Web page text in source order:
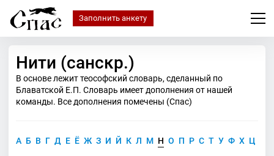
Заполнить анкету
Нити (санскр.)
В основе лежит теософский словарь, сделанный по
Блаватской Е.П. Словарь имеет дополнения от нашей
команды. Все дополнения помечены (Спас)
А Б В Г Д Е Ё Ж З И Й К Л М Н О П Р С Т У Ф Х Ц